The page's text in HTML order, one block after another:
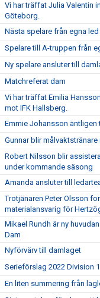
Vi har träffat Julia Valentin
Göteborg.
Nästa spelare från egna
Spelare till A-truppen från
Ny spelare ansluter till
Matchreferat dam
Vi har träffat Emilia
mot IFK Hallsberg.
Emmie Johansson
Gunnar blir
Robert Nilsson blir
under kommande säsong
Amanda ansluter till
Trotjänaren Peter Olsson
materialansvarig för
Mikael Rundh är ny
Dam
Nyförvärv till damlaget
Serieförslag 2022 Division 1
En liten summering från